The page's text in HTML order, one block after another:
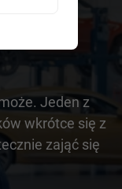
Jeden z
wkrótce się z
zająć się